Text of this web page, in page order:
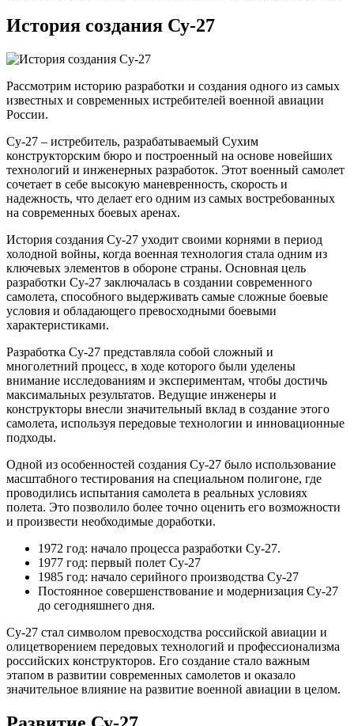
История создания Су-27
Рассмотрим историю разработки и создания одного из самых
известных и современных истребителей военной авиации
России.
Су-27 – истребитель, разрабатываемый Сухим
конструкторским бюро и построенный на основе новейших
технологий и инженерных разработок. Этот военный самолет
сочетает в себе высокую маневренность, скорость и
надежность, что делает его одним из самых востребованных
на современных боевых аренах.
История создания Су-27 уходит своими корнями в период
холодной войны, когда военная технология стала одним из
ключевых элементов в обороне страны. Основная цель
разработки Су-27 заключалась в создании современного
самолета, способного выдерживать самые сложные боевые
условия и обладающего превосходными боевыми
характеристиками.
Разработка Су-27 представляла собой сложный и
многолетний процесс, в ходе которого были уделены
внимание исследованиям и экспериментам, чтобы достичь
максимальных результатов. Ведущие инженеры и
конструкторы внесли значительный вклад в создание этого
самолета, используя передовые технологии и инновационные
подходы.
Одной из особенностей создания Су-27 было использование
масштабного тестирования на специальном полигоне, где
проводились испытания самолета в реальных условиях
полета. Это позволило более точно оценить его возможности
и произвести необходимые доработки.
1972 год: начало процесса разработки Су-27.
1977 год: первый полет Су-27
1985 год: начало серийного производства Су-27
Постоянное совершенствование и модернизация Су-27
до сегодняшнего дня.
Су-27 стал символом превосходства российской авиации и
олицетворением передовых технологий и профессионализма
российских конструкторов. Его создание стало важным
этапом в развитии современных самолетов и оказало
значительное влияние на развитие военной авиации в целом.